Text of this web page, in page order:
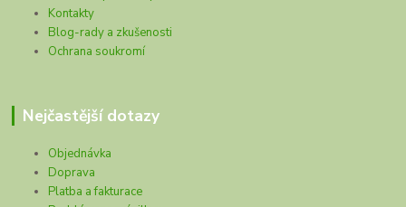
Kontakty
Blog-rady a zkušenosti
Ochrana soukromí
Nejčastější dotazy
Objednávka
Doprava
Platba a fakturace